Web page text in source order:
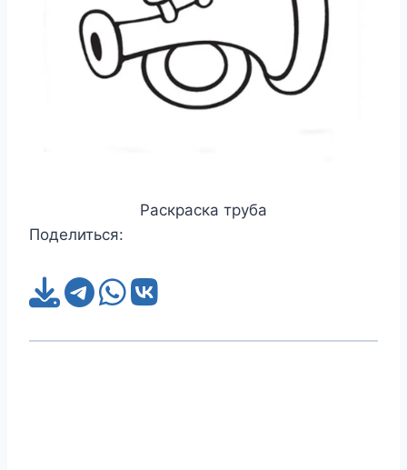
Раскраска труба
Поделиться: